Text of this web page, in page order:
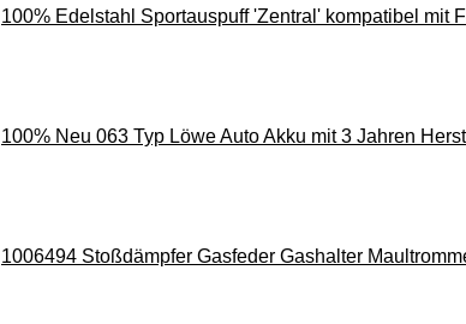
100% Edelstahl Sportauspuff 'Zentral' kompatibel mit
100% Neu 063 Typ Löwe Auto Akku mit 3 Jahren
1006494 Stoßdämpfer Gasfeder Gashalter